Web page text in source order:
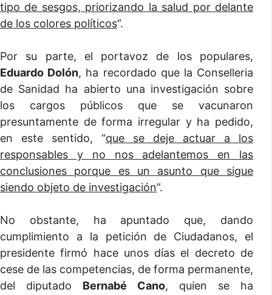
tipo de sesgos, priorizando la salud por delante
de los colores políticos”.
Por su parte, el portavoz de los populares,
Eduardo Dolón, ha recordado que la Conselleria
de Sanidad ha abierto una investigación sobre
los cargos públicos que se vacunaron
presuntamente de forma irregular y ha pedido,
en este sentido, “que se deje actuar a los
responsables y no nos adelantemos en las
conclusiones porque es un asunto que sigue
siendo objeto de investigación”.
No obstante, ha apuntado que, dando
cumplimiento a la petición de Ciudadanos, el
presidente firmó hace unos días el decreto de
cese de las competencias, de forma permanente,
del diputado Bernabé Cano, quien se ha